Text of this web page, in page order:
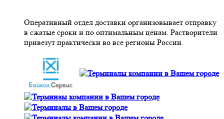
Оперативный отдел доставки организовывает отправку
в сжатые сроки и по оптимальным ценам. Растворители
привезут практически во все регионы России.